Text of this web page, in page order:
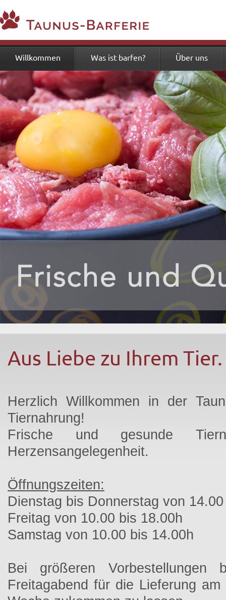
Willkommen Was ist barfen? Über uns
Aus Liebe zu Ihrem Tier.
Herzlich Willkommen in der
Tiernahrung!
Frische und gesunde
Herzensangelegenheit.
Öffnungszeiten:
Dienstag bis Donnerstag von
Freitag von 10.00 bis 18.00h
Samstag von 10.00 bis 14.00h
Bei größeren
Freitagabend für die Lieferung